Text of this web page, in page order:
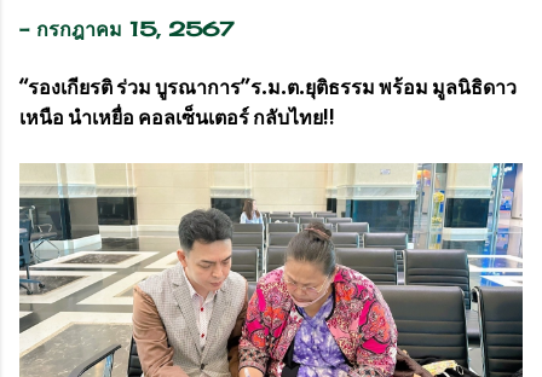
- กรกฎาคม 15, 2567
“รองเกียรติ ร่วม บูรณาการ”ร.ม.ต.ยุติธรรม พร้อม มูลนิธิดาว
เหนือ นำเหยื่อ คอลเซ็นเตอร์ กลับไทย!!